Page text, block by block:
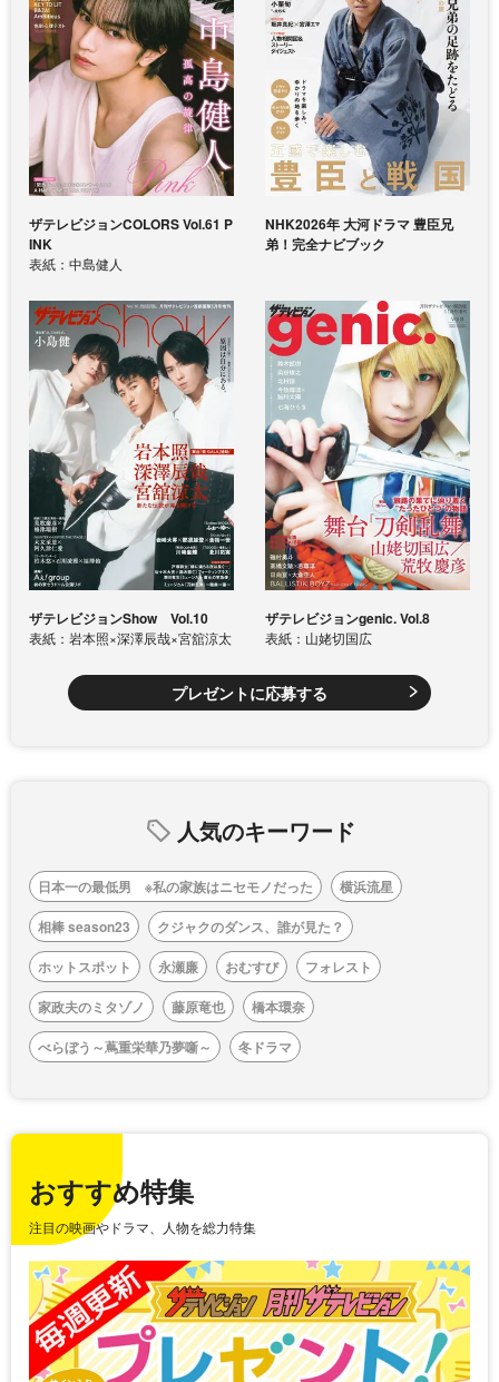
ザテレビジョンCOLORS Vol.61 P
INK
表紙：中島健人
NHK2026年 大河ドラマ 豊臣兄
弟！完全ナビブック
ザテレビジョンShow Vol.10
表紙：岩本照×深澤辰哉×宮舘涼太
ザテレビジョンgenic. Vol.8
表紙：山姥切国広
プレゼントに応募する
人気のキーワード
日本一の最低男 ※私の家族はニセモノだった
横浜流星
相棒 season23
クジャクのダンス、誰が見た？
ホットスポット
永瀬廉 おむすび
フォレスト
家政夫のミタゾノ
藤原竜也
橋本環奈
べらぼう～蔦重栄華乃夢噺～
冬ドラマ
おすすめ特集
注目の映画やドラマ、人物を総力特集